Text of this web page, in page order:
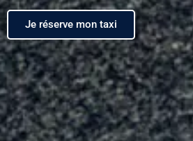
Je réserve mon taxi